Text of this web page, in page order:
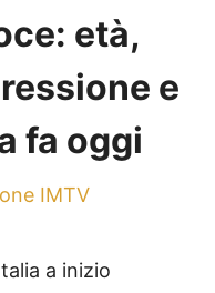
età,
e
fa oggi
IMTV
a inizio